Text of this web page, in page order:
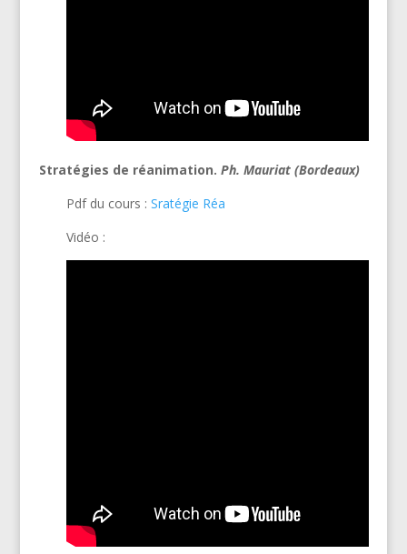
Stratégies de réanimation. Ph. Mauriat (Bordeaux)
Pdf du cours : Sratégie Réa
Vidéo :